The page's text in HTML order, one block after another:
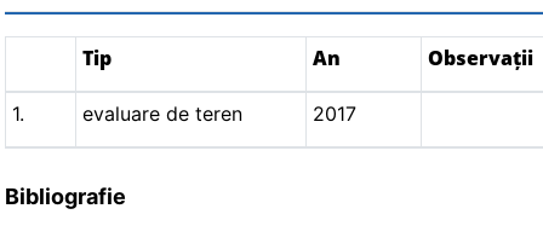
Tip An Observații
1. evaluare de teren 2017
Bibliografie